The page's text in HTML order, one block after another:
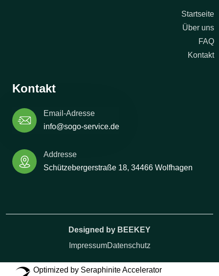
Startseite
Über uns
FAQ
Kontakt
Kontakt
info@sogo-service.de
Email-Adresse
Schützebergerstraße 18, 34466 Wolfhagen
Addresse
Designed by BEEKEY
ImpressumDatenschutz
Optimized by Seraphinite Accelerator